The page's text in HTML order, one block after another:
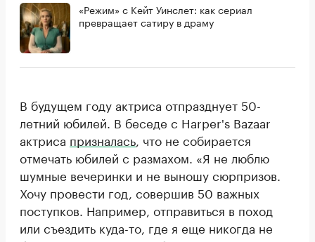
«Режим» с Кейт Уинслет: как сериал
превращает сатиру в драму
В будущем году актриса отпразднует 50-
летний юбилей. В беседе с Harper's Bazaar
актриса призналась , что не собирается
отмечать юбилей с размахом. «Я не люблю
шумные вечеринки и не выношу сюрпризов.
Хочу провести год, совершив 50 важных
поступков. Например, отправиться в поход
или съездить куда-то, где я еще никогда не